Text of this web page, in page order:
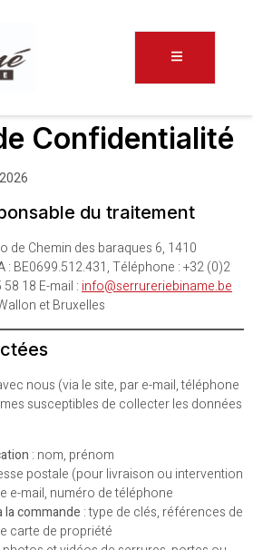
Confidentialité
du traitement
de Chemin des baraques 6, 1410
BE0699.512.431, Téléphone : +32 (0)2
18 E-mail :info@serrureriebiname.be
et Bruxelles
nous (via le site, par e-mail, téléphone
susceptibles de collecter les données
: nom, prénom
postale (pour livraison ou intervention
e-mail, numéro de téléphone
la commande : type de clés, références de
carte de propriété